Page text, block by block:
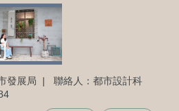
發展局
聯絡人：都市設計科